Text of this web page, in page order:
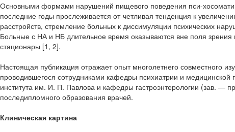
Основными формами нарушений пищевого поведения пси-
последние годы прослеживается от-четливая тенденция к
расстройств, стремление больных к диссимуляции психических
Больные с НА и НБ длительное время оказываются вне поля зрения
стационары [1, 2].
Настоящая публикация отражает опыт многолетнего совместного
проводившегося сотрудниками кафедры психиатрии и
института им. И. П. Павлова и кафедры гастроэнтерологии (зав. —
последипломного образования врачей.
Клиническая картина